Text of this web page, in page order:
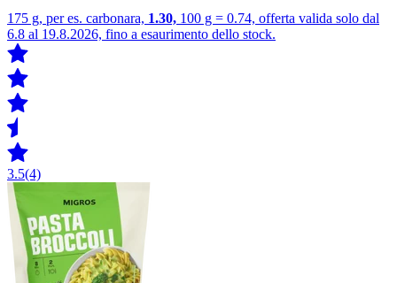
175 g, per es. carbonara, 1.30, 100 g = 0.74, offerta valida solo dal
6.8 al 19.8.2026, fino a esaurimento dello stock.
3.5(4)